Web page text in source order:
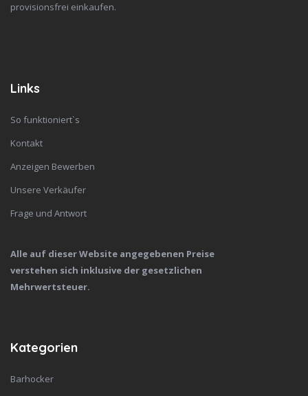
provisionsfrei einkaufen.
Links
So funktioniert`s
Kontakt
Anzeigen Bewerben
Unsere Verkäufer
Frage und Antwort
Alle auf dieser Website angegebenen Preise
verstehen sich inklusive der gesetzlichen
Mehrwertsteuer.
Kategorien
Barhocker